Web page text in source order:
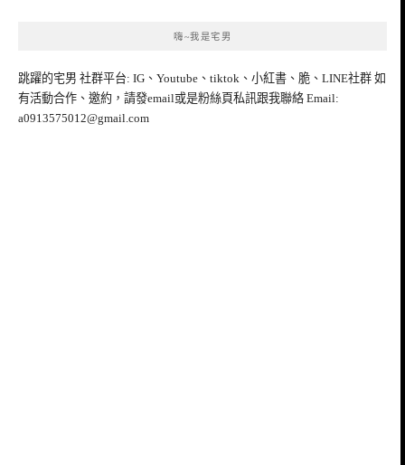
嗨~我是宅男
跳躍的宅男 社群平台: IG、Youtube、tiktok、小紅書、脆、LINE社群 如
有活動合作、邀約，請發email或是粉絲頁私訊跟我聯絡 Email:
a0913575012@gmail.com